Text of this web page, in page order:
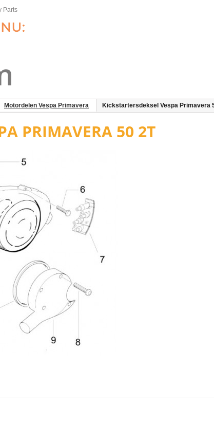
Parts
Motordelen Vespa Primavera Kickstartersdeksel Vespa Primavera
PRIMAVERA 50 2T